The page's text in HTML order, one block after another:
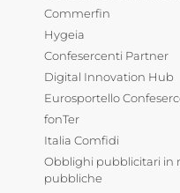
Commerfin
Hygeia
Confesercenti Partner
Digital Innovation Hub
Eurosportello
fonTer
Italia Comfidi
Obblighi pubblicitari in
pubbliche